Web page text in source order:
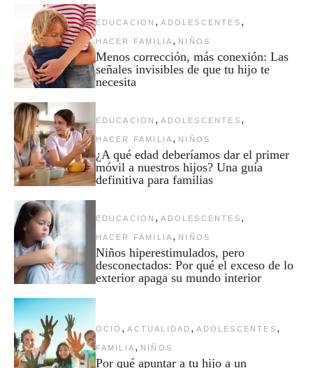
EDUCACION , ADOLESCENTES ,
HACER FAMILIA , NIÑOS
Menos corrección, más conexión: Las
señales invisibles de que tu hijo te
necesita
EDUCACION , ADOLESCENTES ,
HACER FAMILIA , NIÑOS
¿A qué edad deberíamos dar el primer
móvil a nuestros hijos? Una guía
definitiva para familias
EDUCACION , ADOLESCENTES ,
HACER FAMILIA , NIÑOS
Niños hiperestimulados, pero
desconectados: Por qué el exceso de lo
exterior apaga su mundo interior
OCIO , ACTUALIDAD , ADOLESCENTES ,
FAMILIA , NIÑOS
Por qué apuntar a tu hijo a un